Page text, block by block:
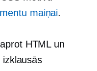
maiņai.
HTML un
izklausās